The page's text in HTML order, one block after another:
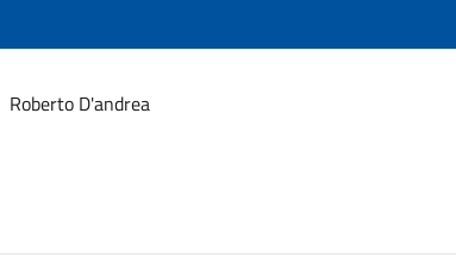
Roberto D'andrea